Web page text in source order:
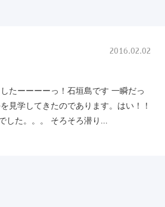
2016.02.02
たーーーーっ！石垣島です 一瞬だっ
見学してきたのであります。はい！！
した。。。 そろそろ潜り…